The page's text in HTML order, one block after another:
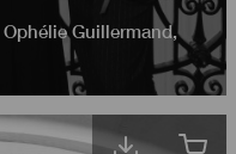
Ophélie Guillermand,